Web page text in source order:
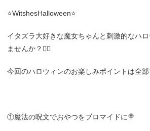
⭐️WitshesHalloween⭐️
イタズラ大好きな魔女ちゃんと刺激的なハ
ませんか？🧙‍♀️
今回のハロウィンのお楽しみポイントは全
①魔法の呪文でおやつをブロマイドに🍭